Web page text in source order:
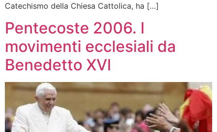
Catechismo della Chiesa Cattolica, ha […]
Pentecoste 2006. I
movimenti ecclesiali da
Benedetto XVI